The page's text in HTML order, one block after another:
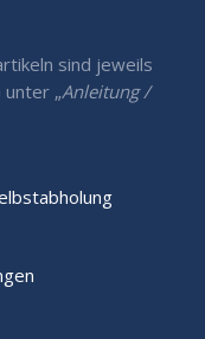
sind jeweils
unter „Anleitung /